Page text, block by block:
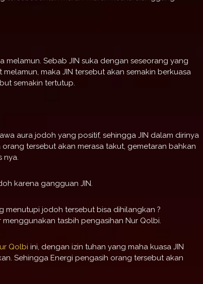
Sebab JIN suka dengan seseorang yang
maka JIN tersebut akan semakin berkuasa
semakin tertutup.
aura jodoh yang positif, sehingga JIN dalam dirinya
tersebut akan merasa takut, gemetaran bahkan
nya.
karena gangguan JIN.
menutupi jodoh tersebut bisa dihilangkan ?
tasbih pengasihan Nur Qolbi.
Qolbi ini, dengan izin tuhan yang maha kuasa JIN
Sehingga Energi pengasih orang tersebut akan